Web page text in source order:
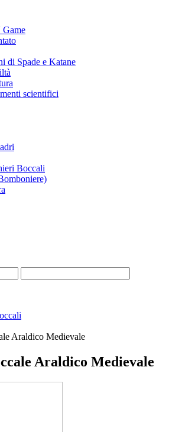
di Spade e Katane
scientifici
Boccali
Araldico Medievale
Araldico Medievale